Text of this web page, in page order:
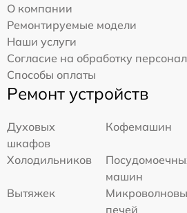
О компании
Ремонтируемые модели
Наши услуги
Согласие на обработку
Способы оплаты
Ремонт устройств
Духовых
шкафов
Кофемашин
Холодильников
машин
Вытяжек
печей